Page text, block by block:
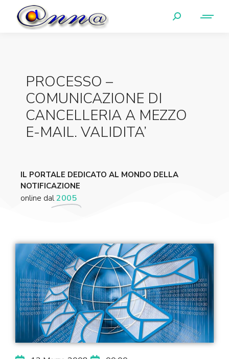
PROCESSO –
COMUNICAZIONE DI
CANCELLERIA A MEZZO
E-MAIL. VALIDITA’
IL PORTALE DEDICATO AL MONDO DELLA
NOTIFICAZIONE
online dal2005